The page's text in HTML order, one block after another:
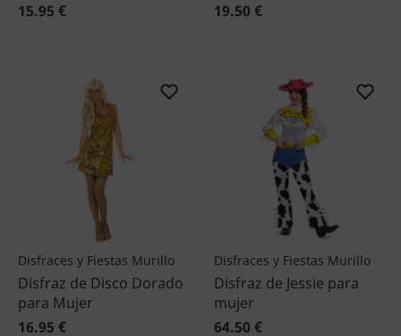
15.95 €
19.50 €
Disfraces y Fiestas Murillo
Disfraz de Disco Dorado
para Mujer
16.95 €
Disfraces y Fiestas Murillo
Disfraz de Jessie para
mujer
64.50 €